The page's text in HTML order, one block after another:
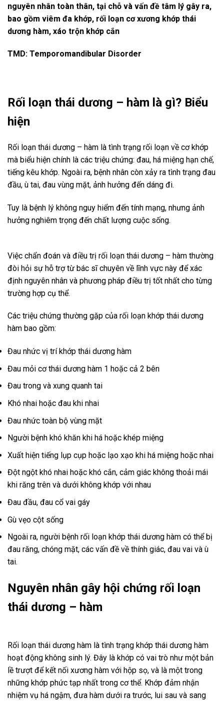
nguyên nhân toàn thân, tại chỗ và vấn đề tâm lý gây ra,
bao gồm viêm đa khớp, rối loạn cơ xương khớp thái
dương hàm, xáo trộn khớp cắn
TMD: Temporomandibular Disorder
Rối loạn thái dương – hàm là gì? Biểu
hiện
Rối loạn thái dương – hàm là tình trạng rối loạn về cơ khớp
mà biểu hiện chính là các triệu chứng: đau, há miệng hạn chế,
tiếng kêu khớp. Ngoài ra, bệnh nhân còn xảy ra tình trạng đau
đầu, ù tai, đau vùng mặt, ảnh hưởng đến dáng đi.
Tuy là bệnh lý không nguy hiểm đến tính mạng, nhưng ảnh
hưởng nghiêm trọng đến chất lượng cuộc sống.
Việc chẩn đoán và điều trị rối loạn thái dương – hàm thường
đòi hỏi sự hỗ trợ từ bác sĩ chuyên về lĩnh vực này để xác
định nguyên nhân và phương pháp điều trị tốt nhất cho từng
trường hợp cụ thể.
Các triệu chứng thường gặp của rối loạn khớp thái dương
hàm bao gồm:
Đau nhức vị trí khớp thái dương hàm
Đau mỏi cơ thái dương hàm 1 hoặc cả 2 bên
Đau trong và xung quanh tai
Khó nhai hoặc đau khi nhai
Đau nhức toàn bộ vùng mặt
Người bệnh khó khăn khi há hoặc khép miệng
Xuất hiện tiếng lụp cụp hoặc lạo xạo khi há miệng hoặc nhai
Đột ngột khó nhai hoặc khó cắn, cảm giác không thoải mái
khi răng trên và dưới không khớp với nhau
Đau đầu, đau cổ vai gáy
Gù vẹo cột sống
Ngoài ra, người bệnh rối loạn khớp thái dương hàm có thể bị
đau răng, chóng mặt, các vấn đề về thính giác, đau vai và ù
tai.
Nguyên nhân gây hội chứng rối loạn
thái dương – hàm
Rối loạn thái dương hàm là tình trạng khớp thái dương hàm
hoạt động không sinh lý. Đây là khớp có vai trò như một bản
lề trượt để kết nối xương hàm với hộp sọ, và là một trong
những khớp phức tạp nhất trong cơ thể. Khớp đảm nhận
nhiệm vụ há ngậm, đưa hàm dưới ra trước, lui sau và sang